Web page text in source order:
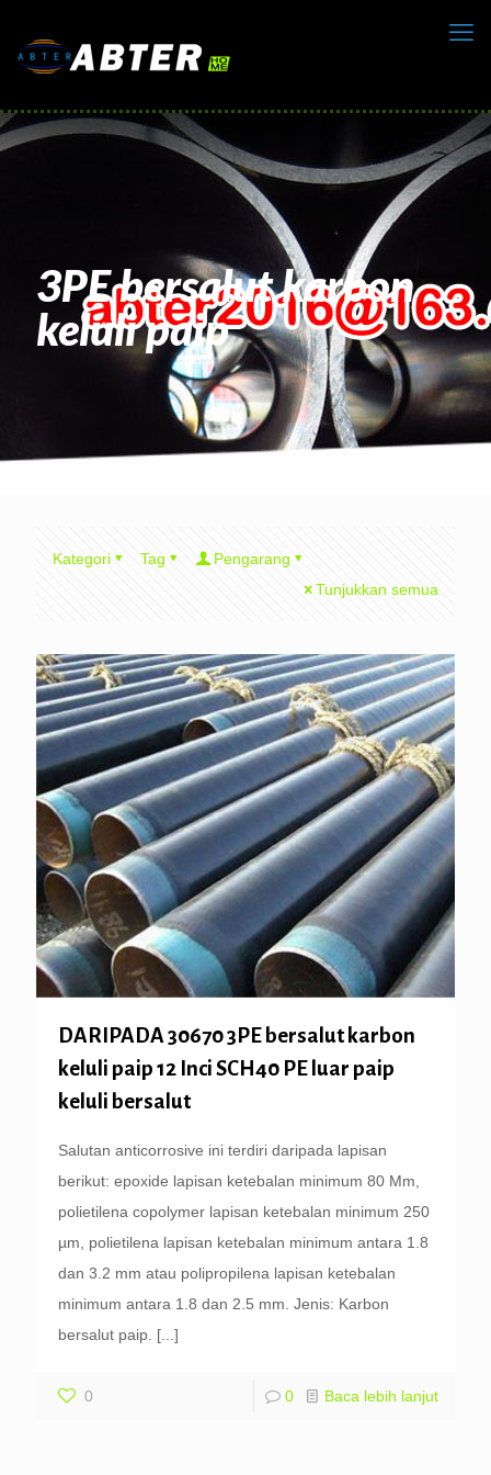
3PE bersalut karbon
keluli paip
Kategori Tag
Pengarang
Tunjukkan semua
DARIPADA 30670 3PE bersalut karbon
keluli paip 12 Inci SCH40 PE luar paip
keluli bersalut
Salutan anticorrosive ini terdiri daripada lapisan
berikut: epoxide lapisan ketebalan minimum 80 Μm,
polietilena copolymer lapisan ketebalan minimum 250
µm, polietilena lapisan ketebalan minimum antara 1.8
dan 3.2 mm atau polipropilena lapisan ketebalan
minimum antara 1.8 dan 2.5 mm. Jenis: Karbon
bersalut paip. [...]
0 0 Baca lebih lanjut